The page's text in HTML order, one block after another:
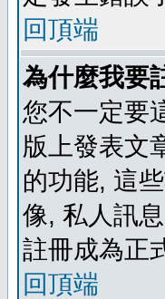
回頂端
為什麼我要
您不一定要
版上發表文
的功能, 這
像, 私人訊
註冊成為正
回頂端